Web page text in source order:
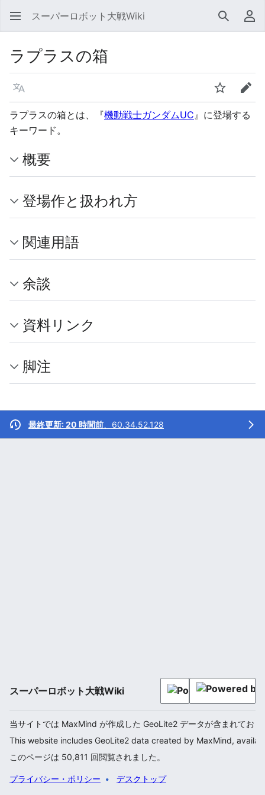
スーパーロボット大戦Wiki 検索 利
ラプラスの箱
言語 ウォッチ編集
ラプラスの箱とは、『機動戦士ガンダムUC』に登場する
キーワード。
概要
登場作と扱われ方
関連用語
余談
資料リンク
脚注
最終更新: 20 時間前 60.34.52.128
スーパーロボット大戦Wiki
当サイトでは MaxMind が作成した GeoLite2 データが含まれてお
This website includes GeoLite2 data created by MaxMind,
このページは 50,811 回閲覧されました。
プライバシー・ポリシー デスクトップ